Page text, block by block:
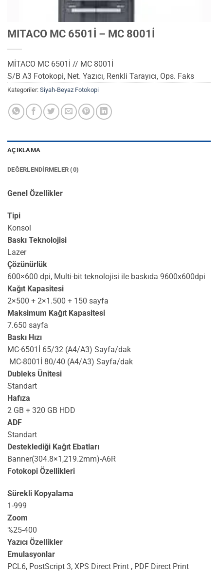
MITACO MC 6501İ – MC 8001İ
MİTACO MC 6501İ // MC 8001İ
S/B A3 Fotokopi, Net. Yazıcı, Renkli Tarayıcı, Ops. Faks
Kategoriler: Siyah-Beyaz Fotokopi
AÇIKLAMA
DEĞERLENDIRMELER (0)
Genel Özellikler
Tipi
Konsol
Baskı Teknolojisi
Lazer
Çözünürlük
600×600 dpi, Multi-bit teknolojisi ile baskıda 9600x600dpi
Kağıt Kapasitesi
2×500 + 2×1.500 + 150 sayfa
Maksimum Kağıt Kapasitesi
7.650 sayfa
Baskı Hızı
MC-6501İ 65/32 (A4/A3) Sayfa/dak
MC-8001İ 80/40 (A4/A3) Sayfa/dak
Dubleks Ünitesi
Standart
Hafıza
2 GB + 320 GB HDD
ADF
Standart
Desteklediği Kağıt Ebatları
Banner(304.8×1,219.2mm)-A6R
Fotokopi Özellikleri
Sürekli Kopyalama
1-999
Zoom
%25-400
Yazıcı Özellikler
Emulasyonlar
PCL6, PostScript 3, XPS Direct Print , PDF Direct Print